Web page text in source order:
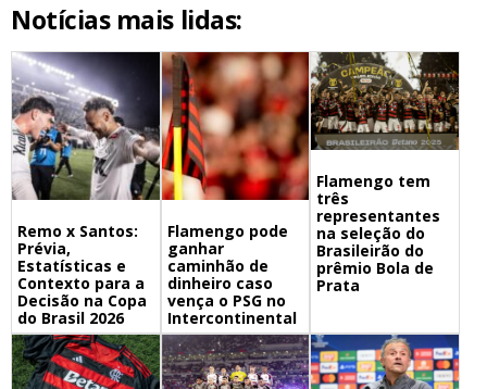
Notícias mais lidas:
Remo x Santos:
Prévia,
Estatísticas e
Contexto para a
Decisão na Copa
do Brasil 2026
Flamengo pode
ganhar
caminhão de
dinheiro caso
vença o PSG no
Intercontinental
Flamengo tem
três
representantes
na seleção do
Brasileirão do
prêmio Bola de
Prata